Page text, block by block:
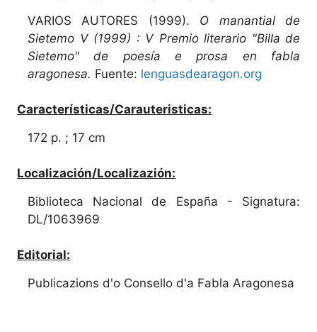
VARIOS AUTORES (1999). O manantial de
Sietemo V (1999) : V Premio literario "Billa de
Sietemo" de poesía e prosa en fabla
aragonesa. Fuente: lenguasdearagon.org
Características/Carauteristicas:
172 p. ; 17 cm
Localización/Localizazión:
Biblioteca Nacional de España - Signatura:
DL/1063969
Editorial:
Publicazions d'o Consello d'a Fabla Aragonesa